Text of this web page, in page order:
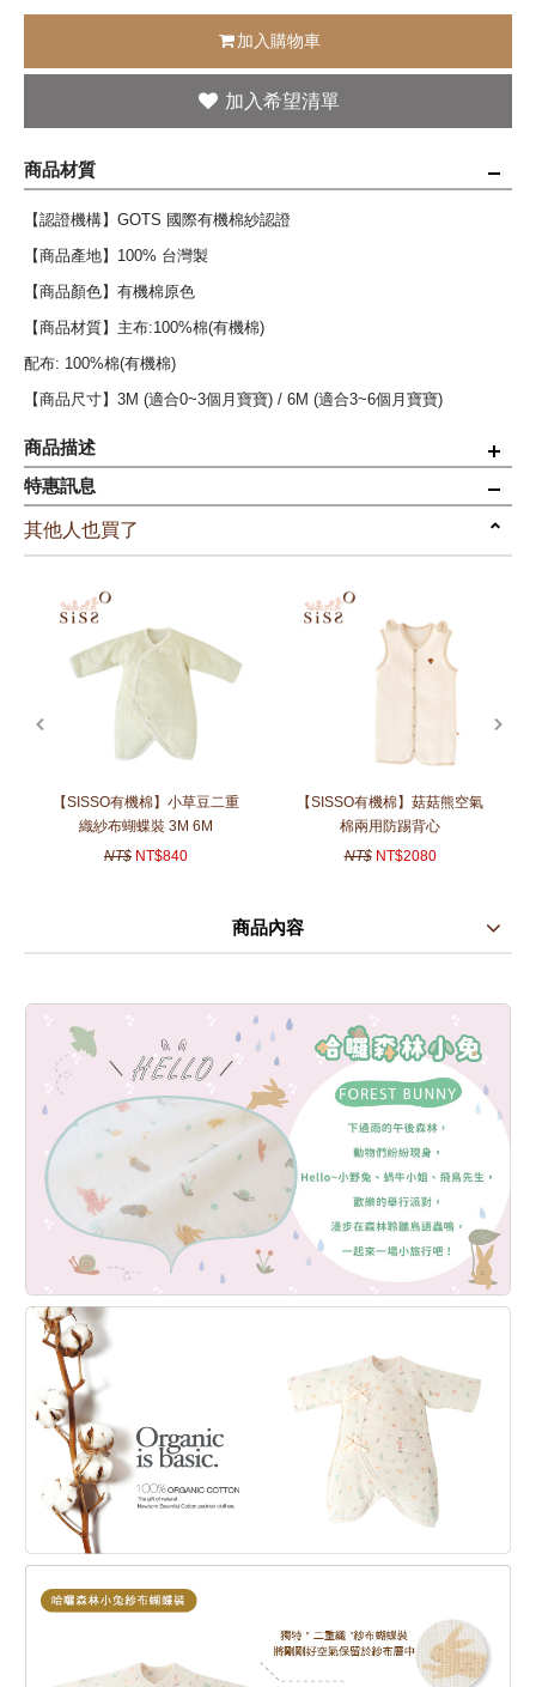
加入購物車
商品材質
【認證機構】GOTS 國際有機棉紗認證
【商品產地】100% 台灣製
【商品顏色】有機棉原色
【商品材質】主布:100%棉(有機棉)
配布: 100%棉(有機棉)
【商品尺寸】3M (適合0~3個月寶寶) / 6M (適合3~6個月寶寶)
商品描述
◆獨特 " 二重織 "紗布蝴蝶裝，將剛剛好的空氣保留於紗布層中。
◆開口為綁繩設計，可隨時調整成寶寶舒適的大小。
◎適合 一年四季 穿著
特惠訊息
其他人也買了
【SISSO有機棉】小草豆二重
織紗布蝴蝶裝 3M 6M
NT$ NT$840
【SISSO有機棉】菇菇熊空氣
棉兩用防踢背心
NT$ NT$2080
商品內容